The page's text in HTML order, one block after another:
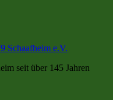
Schaafheim e.V.
seit über 145 Jahren